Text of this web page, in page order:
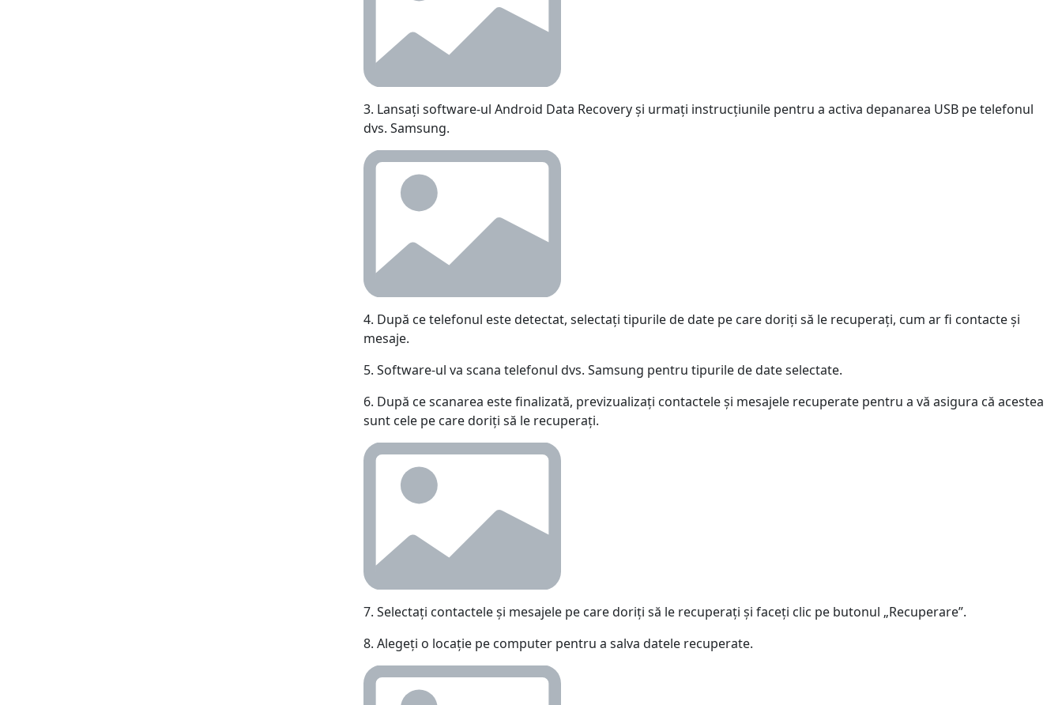
3. Lansați software-ul Android Data Recovery și urmați instrucțiunile pentru a activa depanarea USB pe telefonul
dvs. Samsung.
4. După ce telefonul este detectat, selectați tipurile de date pe care doriți să le recuperați, cum ar fi contacte și
mesaje.
5. Software-ul va scana telefonul dvs. Samsung pentru tipurile de date selectate.
6. După ce scanarea este finalizată, previzualizați contactele și mesajele recuperate pentru a vă asigura că acestea
sunt cele pe care doriți să le recuperați.
7. Selectați contactele și mesajele pe care doriți să le recuperați și faceți clic pe butonul „Recuperare”.
8. Alegeți o locație pe computer pentru a salva datele recuperate.